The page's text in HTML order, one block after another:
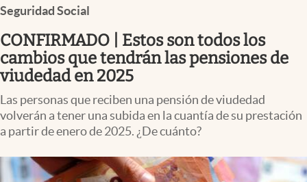
Seguridad Social
CONFIRMADO | Estos son todos los
cambios que tendrán las pensiones de
viudedad en 2025
Las personas que reciben una pensión de viudedad
volverán a tener una subida en la cuantía de su prestación
a partir de enero de 2025. ¿De cuánto?